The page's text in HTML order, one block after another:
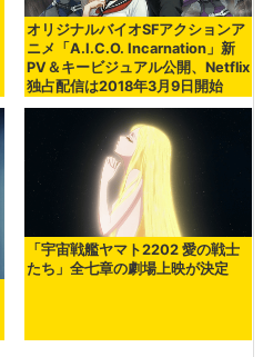
オリジナルバイオSFアクションア
ニメ「A.I.C.O. Incarnation」新
PV＆キービジュアル公開、Netflix
独占配信は2018年3月9日開始
「宇宙戦艦ヤマト2202 愛の戦士
たち」全七章の劇場上映が決定